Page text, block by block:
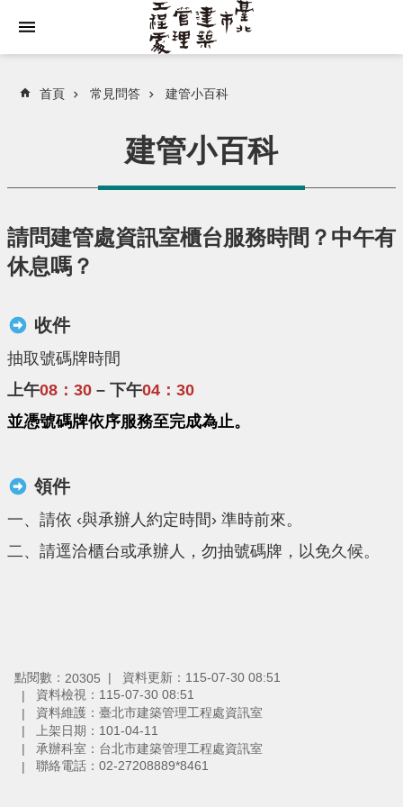
首頁 常見問答 建管小百科
建管小百科
請問建管處資訊室櫃台服務時間？中午有
休息嗎？
收件
抽取號碼牌時間
上午08：30 – 下午04：30
並憑號碼牌依序服務至完成為止。
領件
一、請依 ‹與承辦人約定時間› 準時前來。
二、請逕洽櫃台或承辦人，勿抽號碼牌，以免久候。
點閱數： 20305
資料更新：115-07-30 08:51
資料檢視：115-07-30 08:51
資料維護：臺北市建築管理工程處資訊室
上架日期：101-04-11
承辦科室：台北市建築管理工程處資訊室
聯絡電話：02-27208889*8461